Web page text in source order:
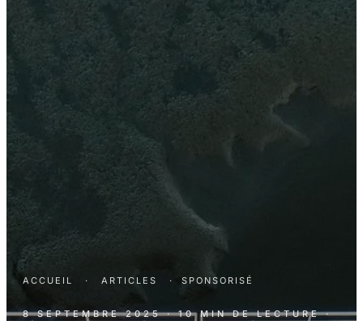
ACCUEIL · ARTICLES · SPONSORISÉ
8 SEPTEMBRE 2025 · 10 MIN DE LECTURE ·